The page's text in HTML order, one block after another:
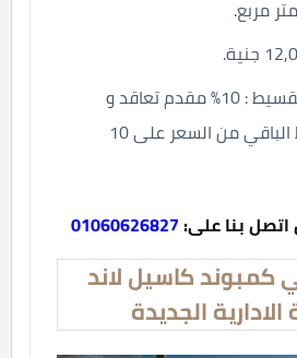
طرق الدفع والتقسيط : 10% مقدم تعاقد و
أيضا يتم تقسيط الباقي من السعر على 10
اتصل بنا على:01060626827
كمبوند كاسيل لاند
الجديدة